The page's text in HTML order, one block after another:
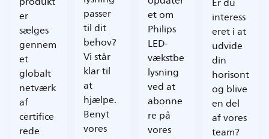
er
sælges
gennem
et
globalt
netværk
af
certifice
rede
passer
til dit
behov?
Vi står
klar til
at
hjælpe.
Benyt
vores
et om
Philips
LED-
vækstbe
lysning
ved at
abonne
re på
vores
interess
eret i at
udvide
din
horisont
og blive
en del
af vores
team?